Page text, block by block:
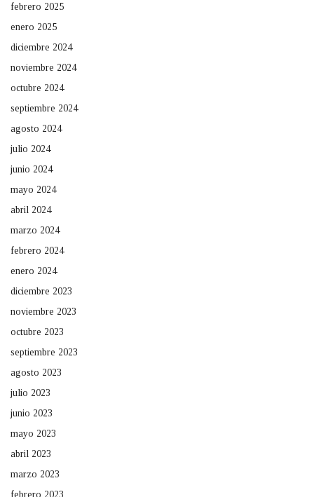
febrero 2025
enero 2025
diciembre 2024
noviembre 2024
octubre 2024
septiembre 2024
agosto 2024
julio 2024
junio 2024
mayo 2024
abril 2024
marzo 2024
febrero 2024
enero 2024
diciembre 2023
noviembre 2023
octubre 2023
septiembre 2023
agosto 2023
julio 2023
junio 2023
mayo 2023
abril 2023
marzo 2023
febrero 2023